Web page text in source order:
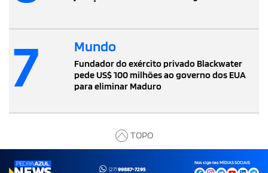
7 Mundo
Fundador do exército privado Blackwater
pede US$ 100 milhões ao governo dos EUA
para eliminar Maduro
TOPO
(27)99887-7295
Nos siga nas MÍDIAS SOCIAIS